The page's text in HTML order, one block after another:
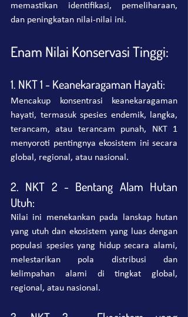
memastikan identifikasi, pemeliharaan,
dan peningkatan nilai-nilai ini.
Enam Nilai Konservasi Tinggi:
1. NKT 1 - Keanekaragaman Hayati:
Mencakup konsentrasi keanekaragaman
hayati, termasuk spesies endemik, langka,
terancam, atau terancam punah, NKT 1
menyoroti pentingnya ekosistem ini secara
global, regional, atau nasional.
2. NKT 2 - Bentang Alam Hutan
Utuh:
Nilai ini menekankan pada lanskap hutan
yang utuh dan ekosistem yang luas dengan
populasi spesies yang hidup secara alami,
melestarikan pola distribusi dan
kelimpahan alami di tingkat global,
regional, atau nasional.